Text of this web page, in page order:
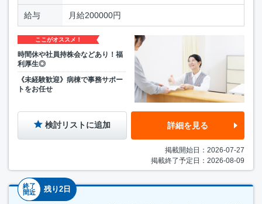
給与 月給200000円
ここがオススメ！
時間休や社員持株会などあり！福
利厚生◎
《未経験歓迎》病棟で事務サポー
トをお任せ
検討リストに追加 詳細を見る
掲載開始日：2026-07-27
掲載終了予定日：2026-08-09
終了
間近
残り2日